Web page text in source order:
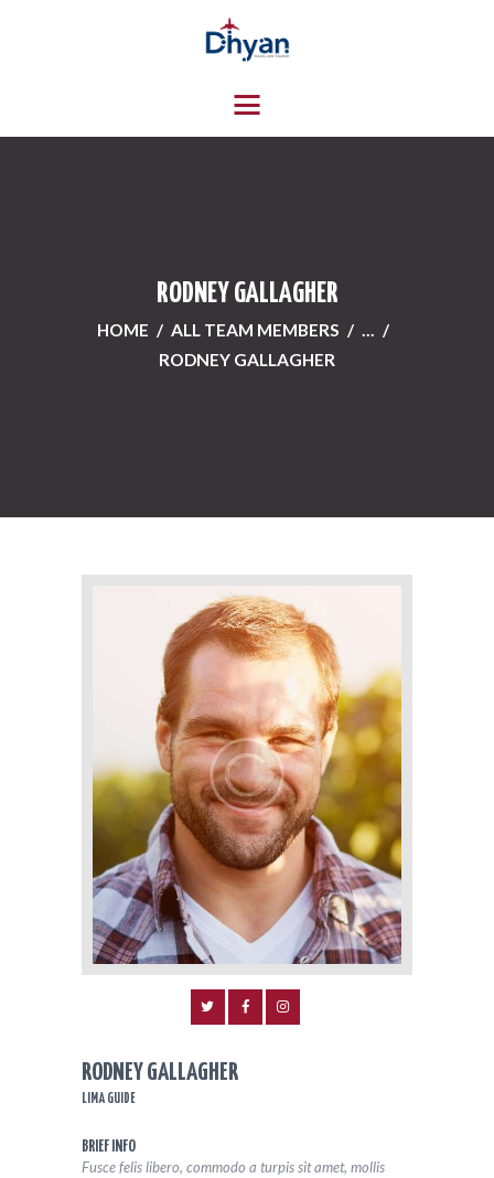
RODNEY GALLAGHER
HOME ALL TEAM MEMBERS
...
RODNEY GALLAGHER
SERVICES
RODNEY GALLAGHER
LIMA GUIDE
BRIEF INFO
Fusce felis libero, commodo a turpis sit amet, mollis